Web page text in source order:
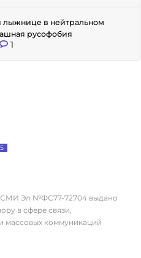
лыжнице в нейтральном
русофобия
1
СМИ Эл №ФС77-72704 выдано
в сфере связи,
массовых коммуникаций